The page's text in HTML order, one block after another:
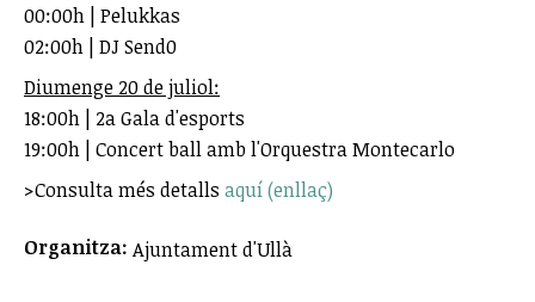
00:00h | Pelukkas
02:00h | DJ Send0
Diumenge 20 de juliol:
18:00h | 2a Gala d'esports
19:00h | Concert ball amb l'Orquestra Montecarlo
>Consulta més detalls aquí (enllaç)
Organitza: Ajuntament d'Ullà